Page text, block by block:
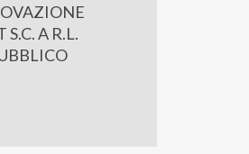
S.C. A R.L.